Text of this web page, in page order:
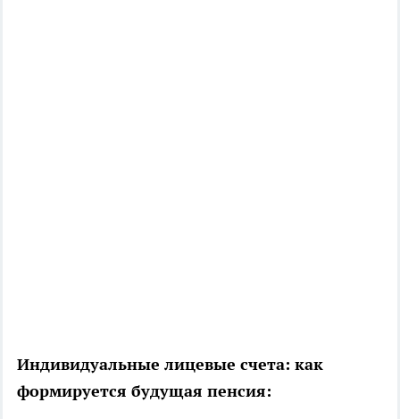
Индивидуальные лицевые счета: как
формируется будущая пенсия: